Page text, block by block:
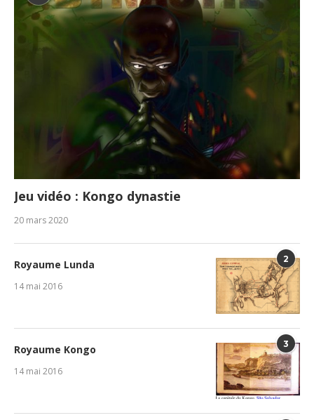
Jeu vidéo : Kongo dynastie
20 mars 2020
2
Royaume Lunda
14 mai 2016
3
Royaume Kongo
14 mai 2016